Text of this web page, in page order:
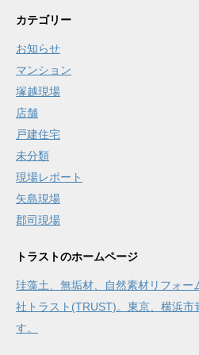
カテゴリー
お知らせ
マンション
塚越現場
店舗
戸建住宅
未分類
現場レポート
矢島現場
郡司現場
トラストのホームページ
珪藻土、無垢材、自然素材リフォー
社トラスト(TRUST)。東京、横浜市
す。